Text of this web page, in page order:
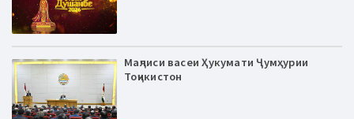
Маҷлиси васеи Ҳукумати Ҷумҳурии
Тоҷикистон